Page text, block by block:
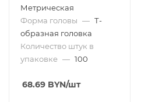
Метрическая
Форма головы — Т-
образная головка
Количество штук в
упаковке — 100
68.69 BYN/шт